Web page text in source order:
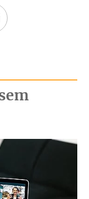
Twitter
E-Mail senden